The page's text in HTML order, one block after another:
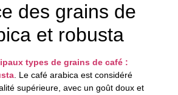
des grains de
et robusta
types de grains de café :
. Le café arabica est considéré
supérieure, avec un goût doux et